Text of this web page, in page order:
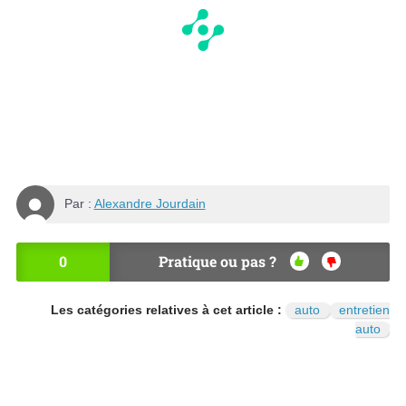
Par : Alexandre Jourdain
0 Pratique ou pas ?
OU
NO
Les catégories relatives à cet article : auto
entretien
auto